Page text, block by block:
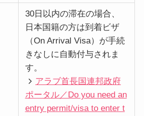
30日以内の滞在の場合、
日本国籍の方は到着ビザ
（On Arrival Visa）が手続
きなしに自動付与されま
す。
アラブ首長国連邦政府
ポータル／Do you need an
entry permit/visa to enter t